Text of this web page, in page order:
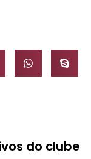
do clube